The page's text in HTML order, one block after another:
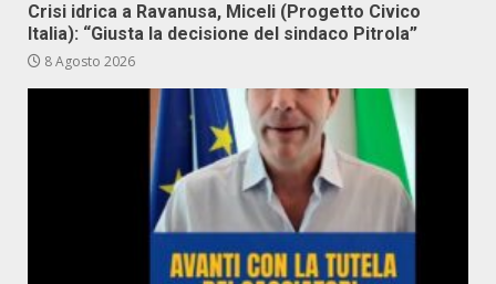
Crisi idrica a Ravanusa, Miceli (Progetto Civico
Italia): “Giusta la decisione del sindaco Pitrola”
8 Agosto 2026